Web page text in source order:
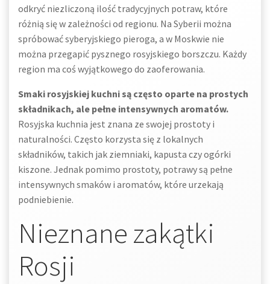
odkryć niezliczoną ilość tradycyjnych potraw, które
różnią się w zależności od regionu. Na Syberii można
spróbować syberyjskiego pieroga, a w Moskwie nie
można przegapić pysznego rosyjskiego borszczu. Każdy
region ma coś wyjątkowego do zaoferowania.
Smaki rosyjskiej kuchni są często oparte na prostych
składnikach, ale pełne intensywnych aromatów.
Rosyjska kuchnia jest znana ze swojej prostoty i
naturalności. Często korzysta się z lokalnych
składników, takich jak ziemniaki, kapusta czy ogórki
kiszone. Jednak pomimo prostoty, potrawy są pełne
intensywnych smaków i aromatów, które urzekają
podniebienie.
Nieznane zakątki
Rosji